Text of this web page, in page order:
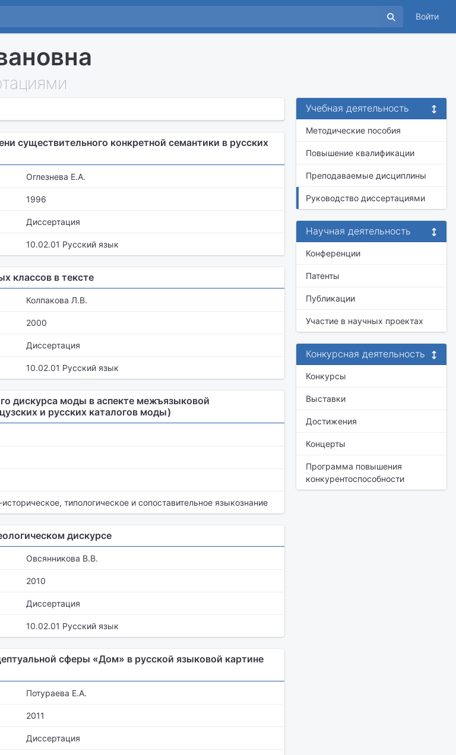
Войти
существительного конкретной семантики в русских
Оглезнева Е.А.
1996
Диссертация
10.02.01 Русский язык
классов в тексте
Колпакова Л.В.
2000
Диссертация
10.02.01 Русский язык
дискурса моды в аспекте межъязыковой
и русских каталогов моды)
типологическое и сопоставительное языкознание
дискурсе
Овсянникова В.В.
2010
Диссертация
10.02.01 Русский язык
сферы «Дом» в русской языковой картине
Потураева Е.А.
2011
Диссертация
Учебная деятельность
Методические пособия
Повышение квалификации
Преподаваемые дисциплины
Руководство диссертациями
Научная деятельность
Конференции
Патенты
Публикации
Участие в научных проектах
Конкурсная деятельность
Конкурсы
Выставки
Достижения
Концерты
Программа повышения
конкурентоспособности